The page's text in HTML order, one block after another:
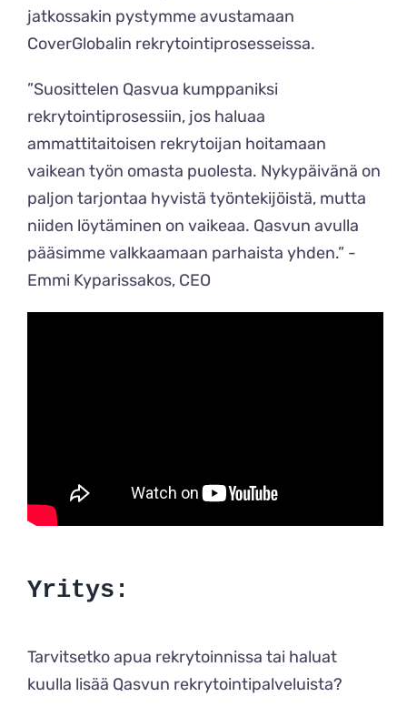
jatkossakin pystymme avustamaan
CoverGlobalin rekrytointiprosesseissa.
”Suosittelen Qasvua kumppaniksi
rekrytointiprosessiin, jos haluaa
ammattitaitoisen rekrytoijan hoitamaan
vaikean työn omasta puolesta. Nykypäivänä on
paljon tarjontaa hyvistä työntekijöistä, mutta
niiden löytäminen on vaikeaa. Qasvun avulla
pääsimme valkkaamaan parhaista yhden.” -
Emmi Kyparissakos, CEO
Yritys:
Tarvitsetko apua rekrytoinnissa tai haluat
kuulla lisää Qasvun rekrytointipalveluista?